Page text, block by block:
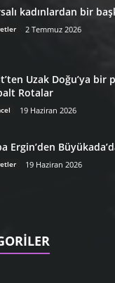
kadınlardan bir
2 Temmuz 2026
Uzak Doğu’ya bir
Rotalar
19 Haziran 2026
Ergin’den
19 Haziran 2026